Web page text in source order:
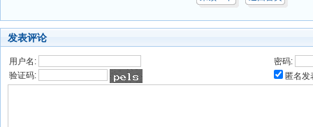
发表评论
用户名:
密码:
验证码:
匿名发